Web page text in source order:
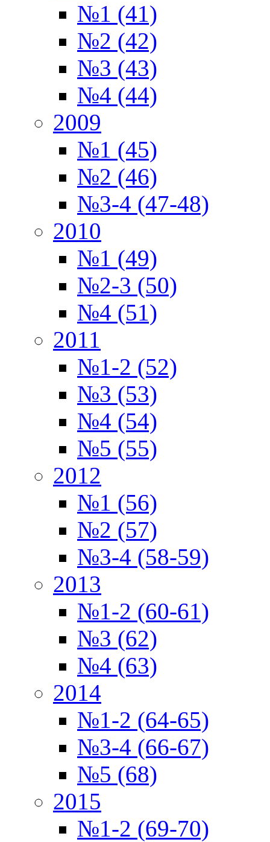
№1 (41)
№2 (42)
№3 (43)
№4 (44)
2009
№1 (45)
№2 (46)
№3-4 (47-48)
2010
№1 (49)
№2-3 (50)
№4 (51)
2011
№1-2 (52)
№3 (53)
№4 (54)
№5 (55)
2012
№1 (56)
№2 (57)
№3-4 (58-59)
2013
№1-2 (60-61)
№3 (62)
№4 (63)
2014
№1-2 (64-65)
№3-4 (66-67)
№5 (68)
2015
№1-2 (69-70)